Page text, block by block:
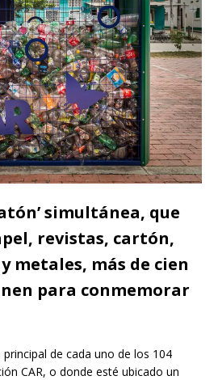
simultánea, que
revistas, cartón,
metales, más de cien
para conmemorar
de cada uno de los 104
CAR, o donde esté ubicado un